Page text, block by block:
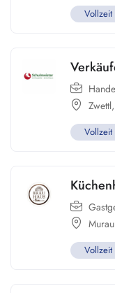
Vollzeit
Zwettl,
Vollzeit
Murau
Vollzeit